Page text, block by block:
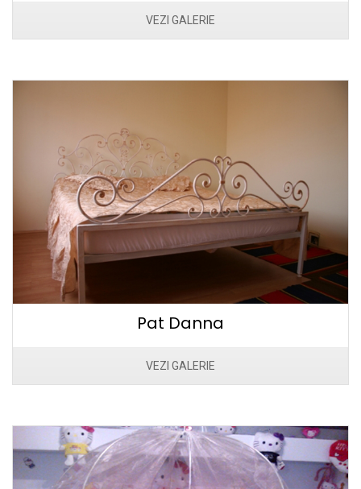
VEZI GALERIE
Pat Danna
VEZI GALERIE